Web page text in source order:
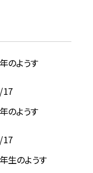
のようす
17
のようす
17
生のようす